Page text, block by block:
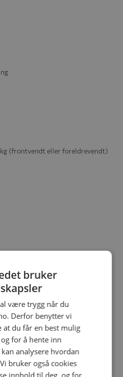
kg (frontvendt eller foreldrevendt)
(frontvendt eller foreldrevendt)
bruker
være trygg når du
Derfor benytter vi
at du får en best mulig
for å hente inn
analysere hvordan
bruker også cookies
innhold til deg, og for